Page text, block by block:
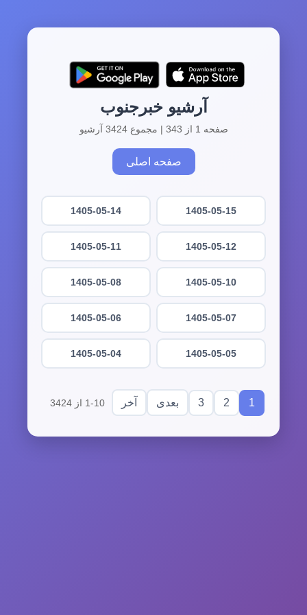
آرشیو خبرجنوب
صفحه 1 از 343 | مجموع 3424 آرشیو
صفحه اصلی
1405-05-15
1405-05-14
1405-05-12
1405-05-11
1405-05-10
1405-05-08
1405-05-07
1405-05-06
1405-05-05
1405-05-04
1
2
3 بعدی آخر 1-10 از 3424